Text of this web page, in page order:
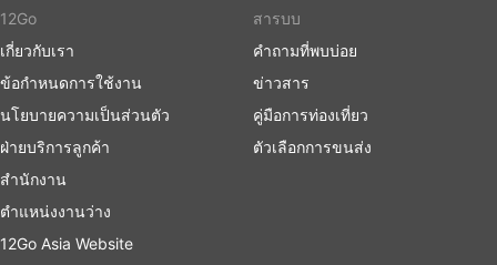
12Go
เกี่ยวกับเรา
ข้อกำหนดการใช้งาน
นโยบายความเป็นส่วนตัว
ฝ่ายบริการลูกค้า
สำนักงาน
ตำแหน่งงานว่าง
12Go Asia Website
สารบบ
คำถามที่พบบ่อย
ข่าวสาร
คู่มือการท่องเที่ยว
ตัวเลือกการขนส่ง